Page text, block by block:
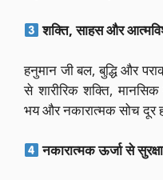
शक्ति, साहस और
हनुमान जी बल, बुद्धि और
से शारीरिक शक्ति,
भय और नकारात्मक सोच दूर
नकारात्मक ऊर्जा से सुरक्षा